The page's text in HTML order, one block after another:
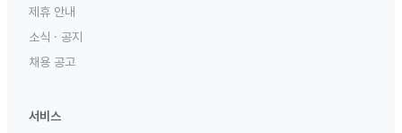
제휴 안내
소식 · 공지
채용 공고
서비스